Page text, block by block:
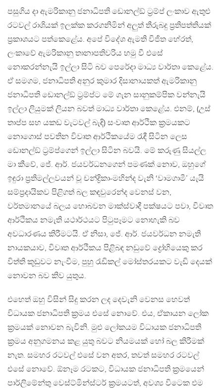
පසුගිය දා ඇමරිකානු ජනාධිපති ඩොනල්ඞ් ට්‍රම්ප් ලංකාව ඇතුළු
රටවල් රාශියක් ඉලක්ක කරගනිමින් අලුත් තීරුබදු ප්‍රතිපත්තියක්
ප්‍රකාශයට පත්කෙළේය. අපේ විදේශ ඇමති විජිත හේරත්,
ලංකාවේ ඇමරිකානු තානාපතිවරිය හමු වී එසේ
නොකරන්නැයි ඉල්ලා සිටි බව පෙරේදා මාධ්‍ය වාර්තා කෙළේය.
ඒ සමගම, ජනාධිපති අනුර කුමාර දිසානායකත් ඇමරිකානු
ජනාධිපති ඩොනල්ඞ් ට්‍රම්ප්ට මේ ගැන සානුකම්පික වන්නැයි
ඉල්ලා ලියුමක් ලියන බවත් මාධ්‍ය වාර්තා කෙළේය. එනම්, (උස්
තාප්ප සහ යකඩ වැටවල් බැඳි) සංවෘත ආර්ථික ක්‍රමයකට
නොගොස් පවතින විවෘත ආර්ථිකයේම රැඳී සිටින ලෙස
ඩොනල්ඞ් ට්‍රම්ප්ගෙන් ඉල්ලා සිටින බවයි. මේ කරුණු සියල්ල
මා කීවේ, ජේ. ආර්. ජයවර්ධනගෙන් පමණක් නොව, ඔහුගේ
ඉඳුරා ප්‍රතිමල්ලවයන් වූ චන්ද්‍රිකා-මහින්ද වැනි ‘වාමගාමී’ යැයි
සම්ප්‍රදායිකව පිළිගත් බල කඳවුරෙන්ද වෙනස් වන,
වර්තමානයේ බලය හොබවන මාක්ස්වාදී පක්ෂයට පවා, විවෘත
ආර්ථිකය නමැති යථාර්ථයට පිටුපෑමට නොහැකි බව
අවධාරණය කිරීමටයි. ඒ නිසා, ජේ. ආර්. ජයවර්ධන නමැති
නායකයාව, විවෘත ආර්ථිකය පිළිබඳ නඩුවේ ද්‍රෝහියෙකු කර
විත්ති කූඩුවට නැංවීම, පුහු රැඩිකල් මෝස්තරයකට වැඩි දෙයක්
නොවන බව කිව යුතුය.
එහෙත් ඔහු විසින් සිදු කරන ලද දෙවැනි වෙනස හෙවත්
විධායක ජනාධිපති ක්‍රමය එසේ නොවේ. එය, ඒකායන ලෝක
ක්‍රමයක් නොවන බැවිනි. මුළු ලෝකයම විධායක ජනාධිපති
ක්‍රමය අනුගමනය කළ යුතු බවට නියමයක් හෝ බල කිරීමක්
නැත. සමහර රටවල් එසේ වන අතර, තවත් සමහර රටවල්
එසේ නොවේ. ඕනෑම රටකට, විධායක ජනාධිපති ක්‍රමයෙන්
පාර්ලිමේන්තු වෙස්ට්මින්ස්ටර් ක්‍රමයටත්, අවශ්‍ය විටෙක එම